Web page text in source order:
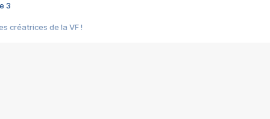
3
créatrices de la VF !